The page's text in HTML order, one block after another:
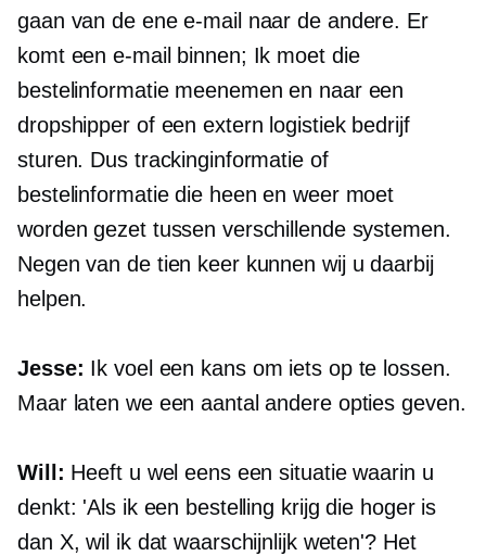
gaan van de ene e-mail naar de andere. Er
komt een e-mail binnen; Ik moet die
bestelinformatie meenemen en naar een
dropshipper of een extern logistiek bedrijf
sturen. Dus trackinginformatie of
bestelinformatie die heen en weer moet
worden gezet tussen verschillende systemen.
Negen van de tien keer kunnen wij u daarbij
helpen.
Jesse: Ik voel een kans om iets op te lossen.
Maar laten we een aantal andere opties geven.
Will: Heeft u wel eens een situatie waarin u
denkt: 'Als ik een bestelling krijg die hoger is
dan X, wil ik dat waarschijnlijk weten'? Het